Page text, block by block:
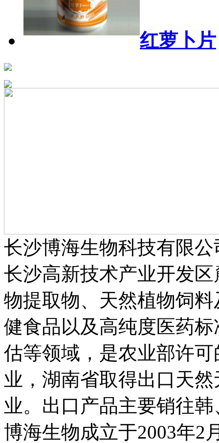
红萝卜片
长沙博海生物科技有限
长沙高新技术产业开发
物提取物、天然植物饲
健食品以及高纯度医药
估等领域，是农业部许
业，湖南省取得出口天
业。出口产品主要销往
博海生物成立于2003年2